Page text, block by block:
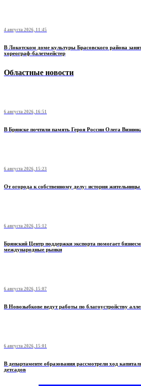
4 августа 2026, 11:45
В Локотском доме культуры Брасовского района
хореограф-балетмейстер
Областные новости
6 августа 2026, 16:51
В Брянске почтили память Героя России Олега
6 августа 2026, 15:23
От огорода к собственному делу: история жительницы
6 августа 2026, 15:12
Брянский Центр поддержки экспорта помогает
международные рынки
6 августа 2026, 15:07
В Новозыбкове ведут работы по благоустройству
6 августа 2026, 15:01
В департаменте образования рассмотрели ход
детсадов